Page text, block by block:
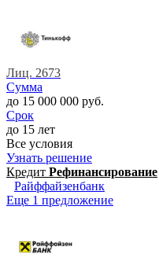
Лиц. 2673
Сумма
до 15 000 000 руб.
Срок
до 15 лет
Все условия
Узнать решение
Кредит Рефинансирование
Райффайзенбанк
Еще 1 предложение